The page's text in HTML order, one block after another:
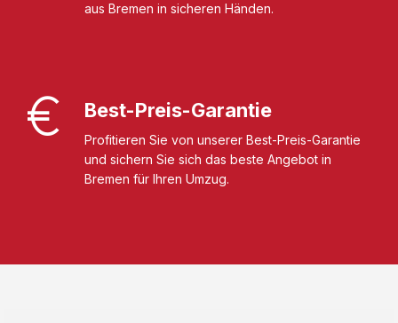
aus Bremen in sicheren Händen.
Best-Preis-Garantie
Profitieren Sie von unserer Best-Preis-Garantie
und sichern Sie sich das beste Angebot in
Bremen für Ihren Umzug.